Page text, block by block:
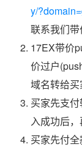
y/
联系我们带
17EX带价
价过户
域名转给买
买家先支
入成功后，
买家先付